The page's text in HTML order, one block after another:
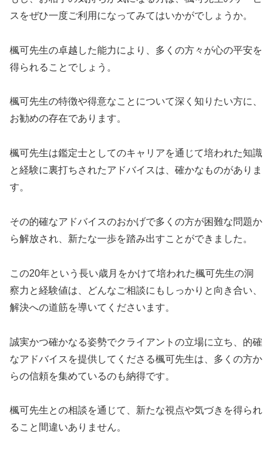
スをぜひ一度ご利用になってみてはいかがでしょうか。
楓可先生の卓越した能力により、多くの方々が心の平安を
得られることでしょう。
楓可先生の特徴や得意なことについて深く知りたい方に、
お勧めの存在であります。
楓可先生は鑑定士としてのキャリアを通じて培われた知識
と経験に裏打ちされたアドバイスは、確かなものがありま
す。
その的確なアドバイスのおかげで多くの方が困難な問題か
ら解放され、新たな一歩を踏み出すことができました。
この20年という長い歳月をかけて培われた楓可先生の洞
察力と経験値は、どんなご相談にもしっかりと向き合い、
解決への道筋を導いてくださいます。
誠実かつ確かなる姿勢でクライアントの立場に立ち、的確
なアドバイスを提供してくださる楓可先生は、多くの方か
らの信頼を集めているのも納得です。
楓可先生との相談を通じて、新たな視点や気づきを得られ
ること間違いありません。